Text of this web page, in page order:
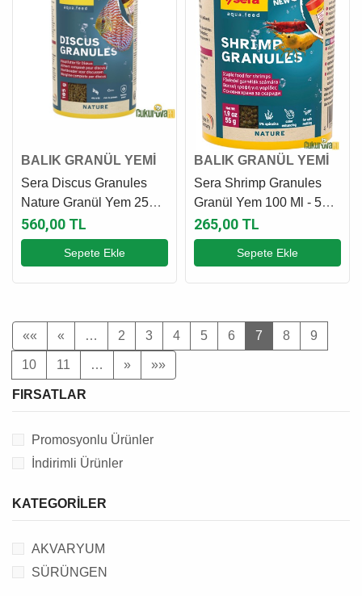
BALIK GRANÜL YEMİ
Sera Discus Granules
Nature Granül Yem 250
Ml - 105 Gr
560,00 TL
Sepete Ekle
BALIK GRANÜL YEMİ
Sera Shrimp Granules
Granül Yem 100 Ml - 55
Gr
265,00 TL
Sepete Ekle
«« « … 2 3 4 5 6 7 8 9
10 11 … » »»
FIRSATLAR
Promosyonlu Ürünler
İndirimli Ürünler
KATEGORILER
AKVARYUM
SÜRÜNGEN